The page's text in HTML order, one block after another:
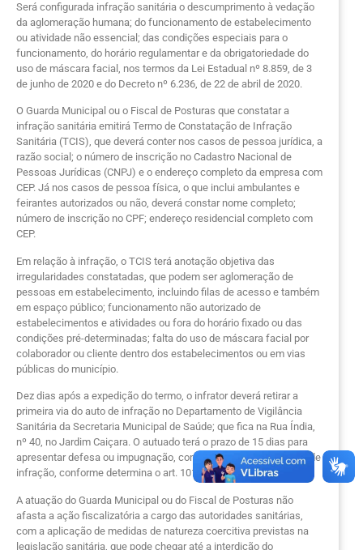
Será configurada infração sanitária o descumprimento à vedação
da aglomeração humana; do funcionamento de estabelecimento
ou atividade não essencial; das condições especiais para o
funcionamento, do horário regulamentar e da obrigatoriedade do
uso de máscara facial, nos termos da Lei Estadual nº 8.859, de 3
de junho de 2020 e do Decreto nº 6.236, de 22 de abril de 2020.
O Guarda Municipal ou o Fiscal de Posturas que constatar a
infração sanitária emitirá Termo de Constatação de Infração
Sanitária (TCIS), que deverá conter nos casos de pessoa jurídica, a
razão social; o número de inscrição no Cadastro Nacional de
Pessoas Jurídicas (CNPJ) e o endereço completo da empresa com
CEP. Já nos casos de pessoa física, o que inclui ambulantes e
feirantes autorizados ou não, deverá constar nome completo;
número de inscrição no CPF; endereço residencial completo com
CEP.
Em relação à infração, o TCIS terá anotação objetiva das
irregularidades constatadas, que podem ser aglomeração de
pessoas em estabelecimento, incluindo filas de acesso e também
em espaço público; funcionamento não autorizado de
estabelecimentos e atividades ou fora do horário fixado ou das
condições pré-determinadas; falta do uso de máscara facial por
colaborador ou cliente dentro dos estabelecimentos ou em vias
públicas do município.
Dez dias após a expedição do termo, o infrator deverá retirar a
primeira via do auto de infração no Departamento de Vigilância
Sanitária da Secretaria Municipal de Saúde; que fica na Rua Índia,
nº 40, no Jardim Caiçara. O autuado terá o prazo de 15 dias para
apresentar defesa ou impugnação, contados da ciência do auto de
infração, conforme determina o art. 101 do Código Sanitário.
A atuação do Guarda Municipal ou do Fiscal de Posturas não
afasta a ação fiscalizatória a cargo das autoridades sanitárias,
com a aplicação de medidas de natureza coercitiva previstas na
legislação sanitária, que pode chegar até a interdição do